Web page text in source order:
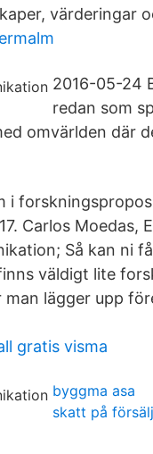
värderingar
2016-05-24
redan som
omvärlden där
Carlos
Så kan ni
väldigt lite
lägger upp
gratis visma
byggma asa
skatt på